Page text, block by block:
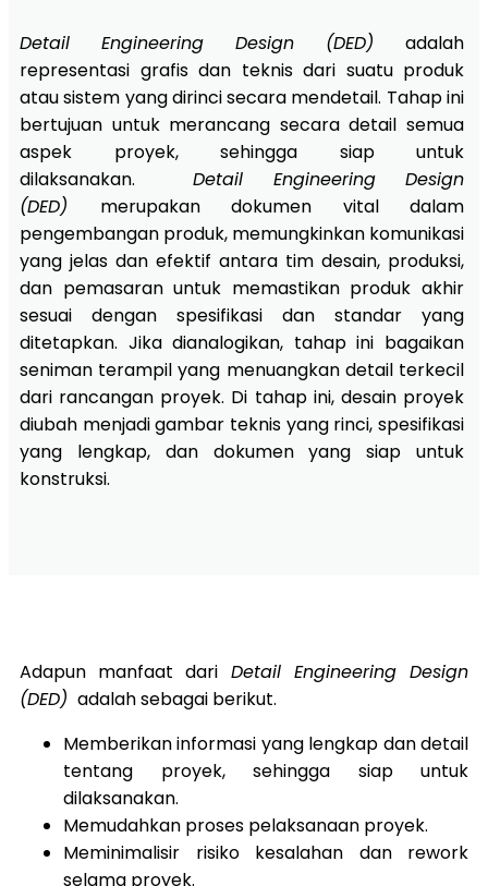
Detail Engineering Design (DED)adalah
representasi grafis dan teknis dari suatu produk
atau sistem yang dirinci secara mendetail. Tahap ini
bertujuan untuk merancang secara detail semua
aspek proyek, sehingga siap untuk
dilaksanakan.
Detail Engineering Design
(DED) merupakan dokumen vital dalam
pengembangan produk, memungkinkan komunikasi
yang jelas dan efektif antara tim desain, produksi,
dan pemasaran untuk memastikan produk akhir
sesuai dengan spesifikasi dan standar yang
ditetapkan. Jika dianalogikan, tahap ini bagaikan
seniman terampil yang menuangkan detail terkecil
dari rancangan proyek. Di tahap ini,desain proyek
diubah menjadi gambar teknis yang rinci, spesifikasi
yang lengkap,dan dokumen yang siap untuk
konstruksi.
Adapun manfaat dari Detail Engineering Design
(DED) adalah sebagai berikut.
Memberikan informasi yang lengkap dan detail
tentang proyek, sehingga siap untuk
dilaksanakan.
Memudahkan proses pelaksanaan proyek.
Meminimalisir risiko kesalahan dan rework
selama proyek.